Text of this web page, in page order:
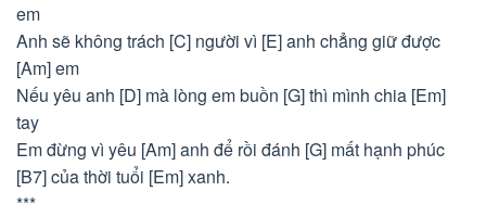
em
Anh sẽ không trách [C] người vì [E] anh chẳng giữ được
[Am] em
Nếu yêu anh [D] mà lòng em buồn [G] thì mình chia [Em]
tay
Em đừng vì yêu [Am] anh để rồi đánh [G] mất hạnh phúc
[B7] của thời tuổi [Em] xanh.
***